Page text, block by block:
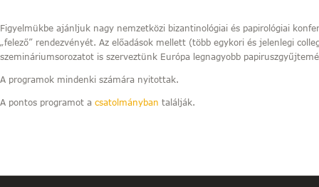
Figyelmükbe ajánljuk nagy nemzetközi bizantinológiai és papirológiai
„felező” rendezvényét. Az előadások mellett (több egykori és jelenlegi
szemináriumsorozatot is szerveztünk Európa legnagyobb
A programok mindenki számára nyitottak.
A pontos programot a csatolmányban találják.